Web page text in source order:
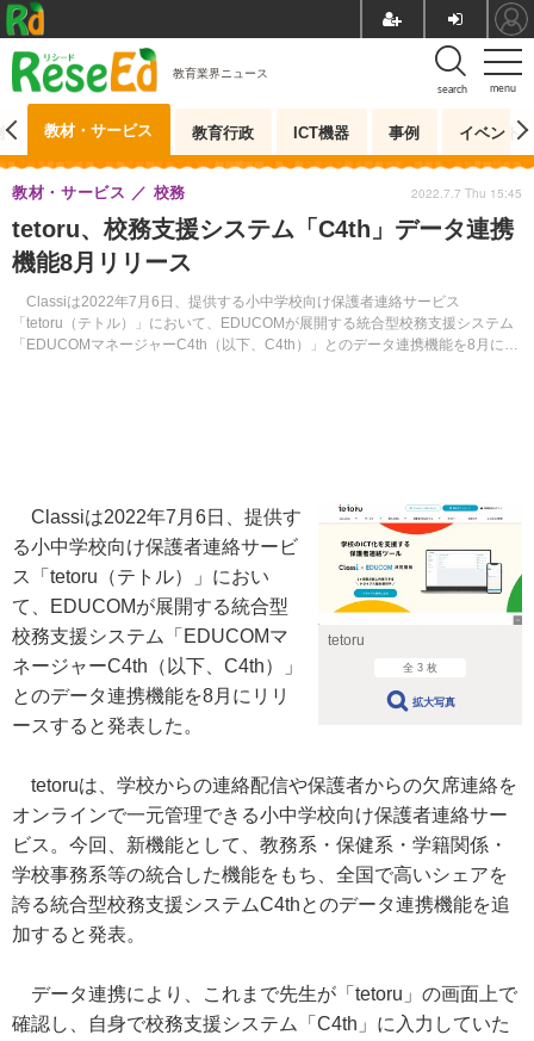
menu
search
教育業界ニュース
教材・サービス 教育行政 ICT機器 事例 イベント
tetoru、校務支援システム「C4th」データ連携
機能8月リリース
Classiは2022年7月6日、提供する小中学校向け保護者連絡サービス
「tetoru（テトル）」において、EDUCOMが展開する統合型校務支援システム
「EDUCOMマネージャーC4th（以下、C4th）」とのデータ連携機能を8月にリ
教材・サービス 校務 2022.7.7 Thu 15:45
tetoru
全 3 枚
拡大写真
Classiは2022年7月6日、提供す
る小中学校向け保護者連絡サービ
ス「tetoru（テトル）」におい
て、EDUCOMが展開する統合型
校務支援システム「EDUCOMマ
ネージャーC4th（以下、C4th）」
とのデータ連携機能を8月にリリ
ースすると発表した。
tetoruは、学校からの連絡配信や保護者からの欠席連絡を
オンラインで一元管理できる小中学校向け保護者連絡サー
ビス。今回、新機能として、教務系・保健系・学籍関係・
学校事務系等の統合した機能をもち、全国で高いシェアを
誇る統合型校務支援システムC4thとのデータ連携機能を追
加すると発表。
データ連携により、これまで先生が「tetoru」の画面上で
確認し、自身で校務支援システム「C4th」に入力していた